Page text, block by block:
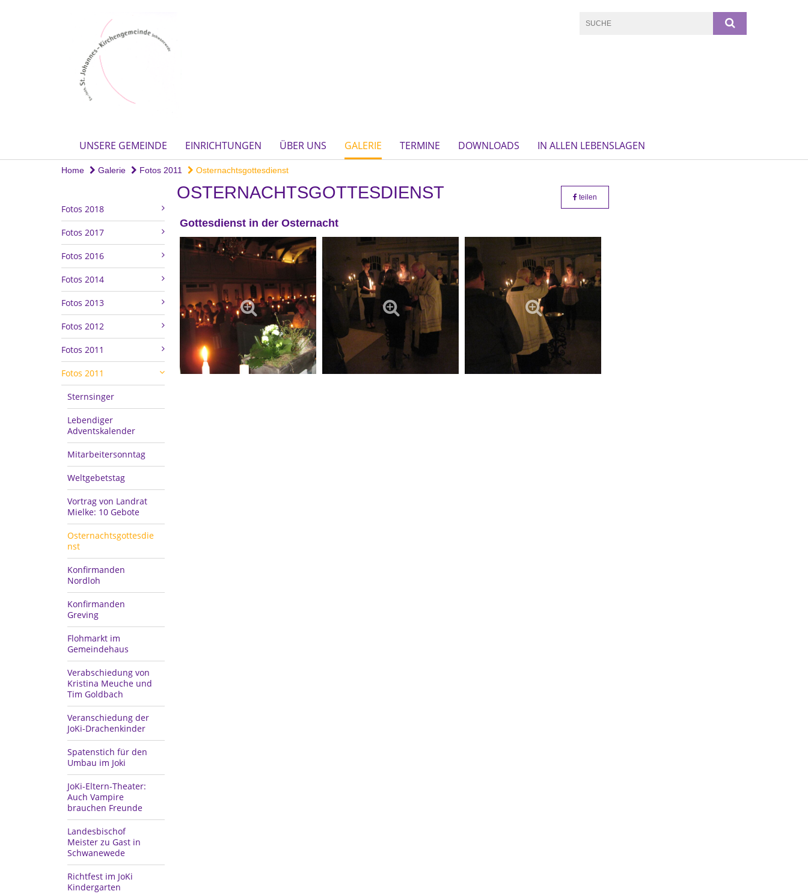
UNSERE GEMEINDE EINRICHTUNGEN ÜBER UNS GALERIE TERMINE DOWNLOADS IN ALLEN LEBENSLAGEN
Home Galerie Fotos 2011 Osternachtsgottesdienst
Fotos 2018
Fotos 2017
Fotos 2016
Fotos 2014
Fotos 2013
Fotos 2012
Fotos 2011
Fotos 2011
Sternsinger
Lebendiger
Adventskalender
Mitarbeitersonntag
Weltgebetstag
Vortrag von Landrat
Mielke: 10 Gebote
Osternachtsgottesdie
nst
Konfirmanden
Nordloh
Konfirmanden
Greving
Flohmarkt im
Gemeindehaus
Verabschiedung von
Kristina Meuche und
Tim Goldbach
Veranschiedung der
JoKi-Drachenkinder
Spatenstich für den
Umbau im Joki
JoKi-Eltern-Theater:
Auch Vampire
brauchen Freunde
Landesbischof
Meister zu Gast in
Schwanewede
Richtfest im JoKi
Kindergarten
OSTERNACHTSGOTTESDIENST teilen
Gottesdienst in der Osternacht